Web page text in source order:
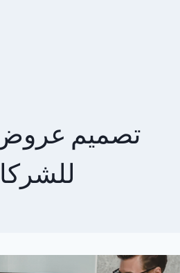
تصميم عروض